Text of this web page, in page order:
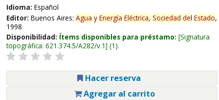
Idioma: Español
Editor: Buenos Aires: Agua y Energía Eléctrica, Sociedad del Estado,
1998
Disponibilidad: Ítems disponibles para préstamo: Signatura
topográfica: 621.374.5/A282/v.1 (1).
Hacer reserva
Agregar al carrito